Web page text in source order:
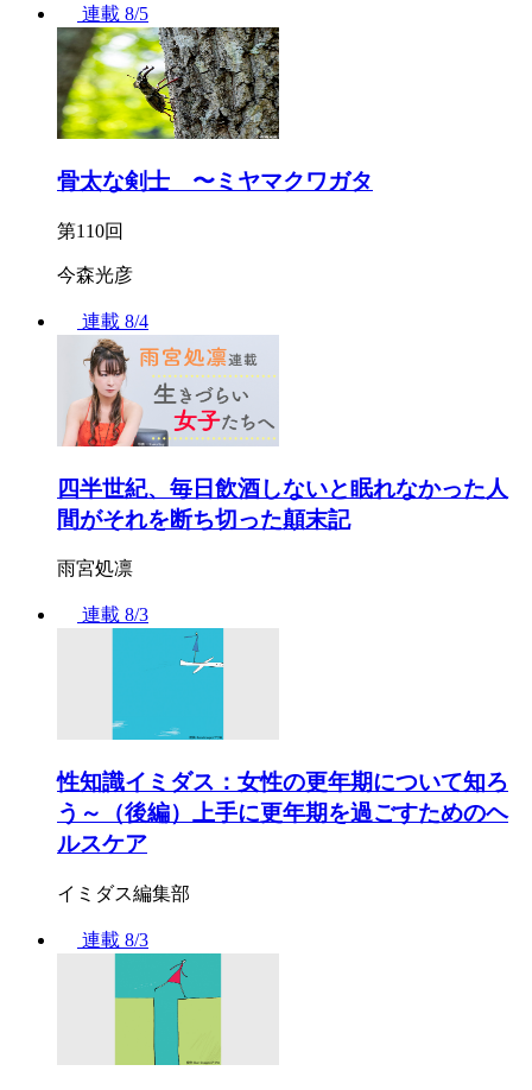
連載 8/5
骨太な剣士 〜ミヤマクワガタ
第110回
今森光彦
連載 8/4
四半世紀、毎日飲酒しないと眠れなかった人
間がそれを断ち切った顛末記
雨宮処凛
連載 8/3
性知識イミダス：女性の更年期について知ろ
う～（後編）上手に更年期を過ごすためのヘ
ルスケア
イミダス編集部
連載 8/3